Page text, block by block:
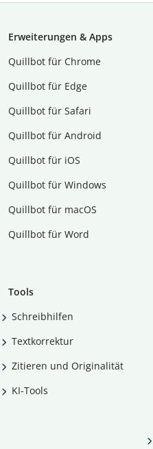
Erweiterungen & Apps
Quillbot für Chrome
Quillbot für Edge
Quillbot für Safari
Quillbot für Android
Quillbot für iOS
Quillbot für Windows
Quillbot für macOS
Quillbot für Word
Tools
Schreibhilfen
Textkorrektur
Zitieren und Originalität
KI-Tools